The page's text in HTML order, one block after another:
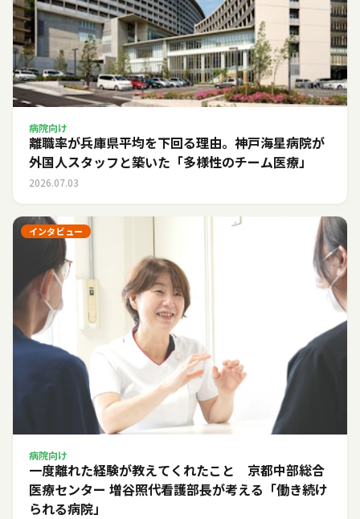
病院向け
離職率が兵庫県平均を下回る理由。神戸海星病院が
外国人スタッフと築いた「多様性のチーム医療」
2026.07.03
インタビュー
病院向け
一度離れた経験が教えてくれたこと 京都中部総合
医療センター 増谷照代看護部長が考える「働き続け
られる病院」